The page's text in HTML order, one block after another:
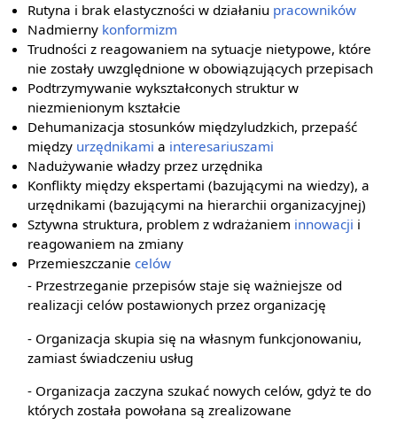
Rutyna i brak elastyczności w działaniu pracowników
Nadmierny konformizm
Trudności z reagowaniem na sytuacje nietypowe, które
nie zostały uwzględnione w obowiązujących przepisach
Podtrzymywanie wykształconych struktur w
niezmienionym kształcie
Dehumanizacja stosunków międzyludzkich, przepaść
między urzędnikami a interesariuszami
Nadużywanie władzy przez urzędnika
Konflikty między ekspertami (bazującymi na wiedzy), a
urzędnikami (bazującymi na hierarchii organizacyjnej)
Sztywna struktura, problem z wdrażaniem innowacji i
reagowaniem na zmiany
Przemieszczaniecelów
- Przestrzeganie przepisów staje się ważniejsze od
realizacji celów postawionych przez organizację
- Organizacja skupia się na własnym funkcjonowaniu,
zamiast świadczeniu usług
- Organizacja zaczyna szukać nowych celów, gdyż te do
których została powołana są zrealizowane